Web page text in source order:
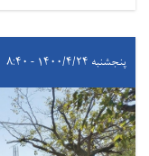
پنجشنبه ۱۴۰۰/۴/۲۴ - ۸:۴۰